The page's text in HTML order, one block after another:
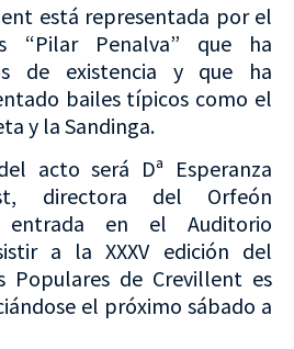
está representada por el
“Pilar Penalva” que ha
de existencia y que ha
bailes típicos como el
y la Sandinga.
acto será Dª Esperanza
directora del Orfeón
entrada en el Auditorio
a la XXXV edición del
Populares de Crevillent es
el próximo sábado a